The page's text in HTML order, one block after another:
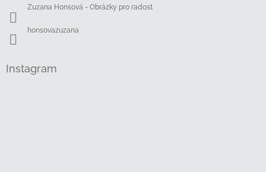
Zuzana Honsová - Obrázky pro radost
honsovazuzana
Instagram